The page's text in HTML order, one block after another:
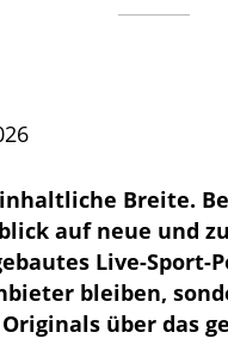
Breite.
auf neue und
Live-Sport-
bleiben,
über das